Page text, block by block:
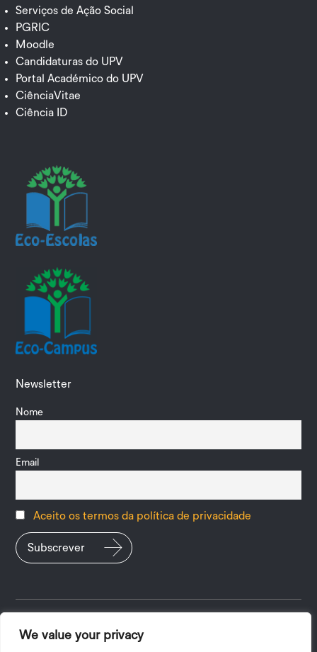
We value your privacy
Serviços de Ação Social
PGRIC
Moodle
Candidaturas do UPV
Portal Académico do UPV
CiênciaVitae
Ciência ID
Newsletter
Nome
Email
Aceito os termos da política de privacidade
Política de Privacidade|